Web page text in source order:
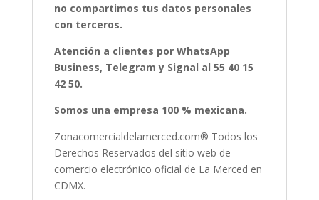
no compartimos tus datos personales
con terceros.
Atención a clientes por WhatsApp
Business, Telegram y Signal al 55 40 15
42 50.
Somos una empresa 100 % mexicana.
Zonacomercialdelamerced.com® Todos los
Derechos Reservados del sitio web de
comercio electrónico oficial de La Merced en
CDMX.